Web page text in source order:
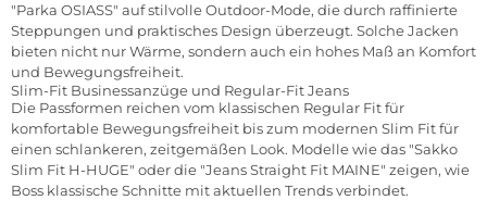
"Parka OSIASS" auf stilvolle Outdoor-Mode, die durch raffinierte
Steppungen und praktisches Design überzeugt. Solche Jacken
bieten nicht nur Wärme, sondern auch ein hohes Maß an Komfort
und Bewegungsfreiheit.
Slim-Fit Businessanzüge und Regular-Fit Jeans
Die Passformen reichen vom klassischen Regular Fit für
komfortable Bewegungsfreiheit bis zum modernen Slim Fit für
einen schlankeren, zeitgemäßen Look. Modelle wie das "Sakko
Slim Fit H-HUGE" oder die "Jeans Straight Fit MAINE" zeigen, wie
Boss klassische Schnitte mit aktuellen Trends verbindet.